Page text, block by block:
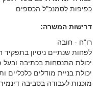
כפיפות לסמנכ"ל הכספים
דרישות המשרה:
רו"ח - חובה
לפחות שנתיים ניסיון בתפקיד
יכולת התנסחות בכתיבה
יכולת בניית מודלים כלכליים
מוכנות לעבודה בסביבה